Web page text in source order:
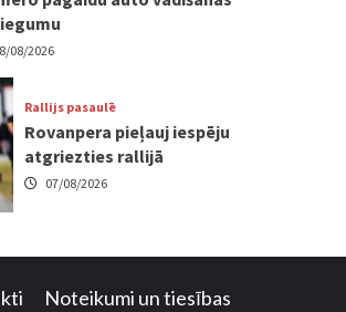
08/2026
Rallijs pasaulē
Rovanpera pieļauj iespēju
atgriezties rallijā
07/08/2026
Noteikumi un tiesības